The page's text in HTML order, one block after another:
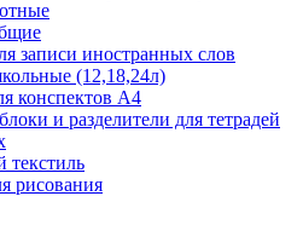
записи иностранных слов
(12,18,24л)
конспектов А4
и разделители для тетрадей
рисования